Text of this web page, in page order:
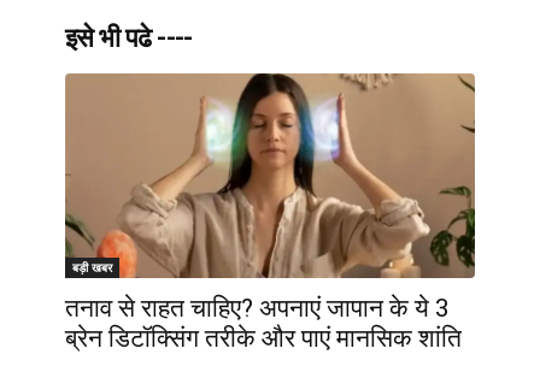
इसे भी पढे ----
बड़ी खबर
तनाव से राहत चाहिए? अपनाएं जापान के ये 3
ब्रेन डिटॉक्सिंग तरीके और पाएं मानसिक शांति